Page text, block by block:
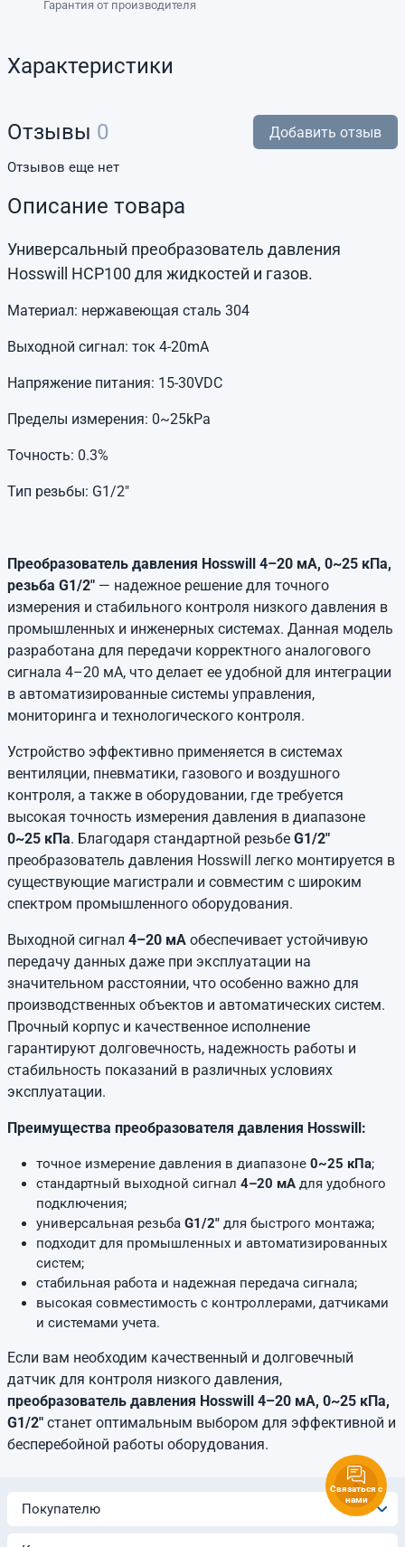
Гарантия от производителя
Характеристики
Отзывы 0 Добавить отзыв
Отзывов еще нет
Описание товара
Универсальный преобразователь давления
Hosswill HCP100 для жидкостей и газов.
Материал: нержавеющая сталь 304
Выходной сигнал: ток 4-20mA
Напряжение питания: 15-30VDC
Пределы измерения: 0~25kPa
Точность: 0.3%
Тип резьбы: G1/2"
Преобразователь давления Hosswill 4–20 мА, 0~25 кПа,
резьба G1/2" — надежное решение для точного
измерения и стабильного контроля низкого давления в
промышленных и инженерных системах. Данная модель
разработана для передачи корректного аналогового
сигнала 4–20 мА, что делает ее удобной для интеграции
в автоматизированные системы управления,
мониторинга и технологического контроля.
Устройство эффективно применяется в системах
вентиляции, пневматики, газового и воздушного
контроля, а также в оборудовании, где требуется
высокая точность измерения давления в диапазоне
0~25 кПа. Благодаря стандартной резьбе G1/2"
преобразователь давления Hosswill легко монтируется в
существующие магистрали и совместим с широким
спектром промышленного оборудования.
Выходной сигнал 4–20 мА обеспечивает устойчивую
передачу данных даже при эксплуатации на
значительном расстоянии, что особенно важно для
производственных объектов и автоматических систем.
Прочный корпус и качественное исполнение
гарантируют долговечность, надежность работы и
стабильность показаний в различных условиях
эксплуатации.
Преимущества преобразователя давления Hosswill:
точное измерение давления в диапазоне 0~25 кПа;
стандартный выходной сигнал 4–20 мА для удобного
подключения;
универсальная резьба G1/2" для быстрого монтажа;
подходит для промышленных и автоматизированных
систем;
стабильная работа и надежная передача сигнала;
высокая совместимость с контроллерами, датчиками
и системами учета.
Если вам необходим качественный и долговечный
датчик для контроля низкого давления,
преобразователь давления Hosswill 4–20 мА, 0~25 кПа,
G1/2" станет оптимальным выбором для эффективной и
бесперебойной работы оборудования.
Покупателю
Связаться с
нами